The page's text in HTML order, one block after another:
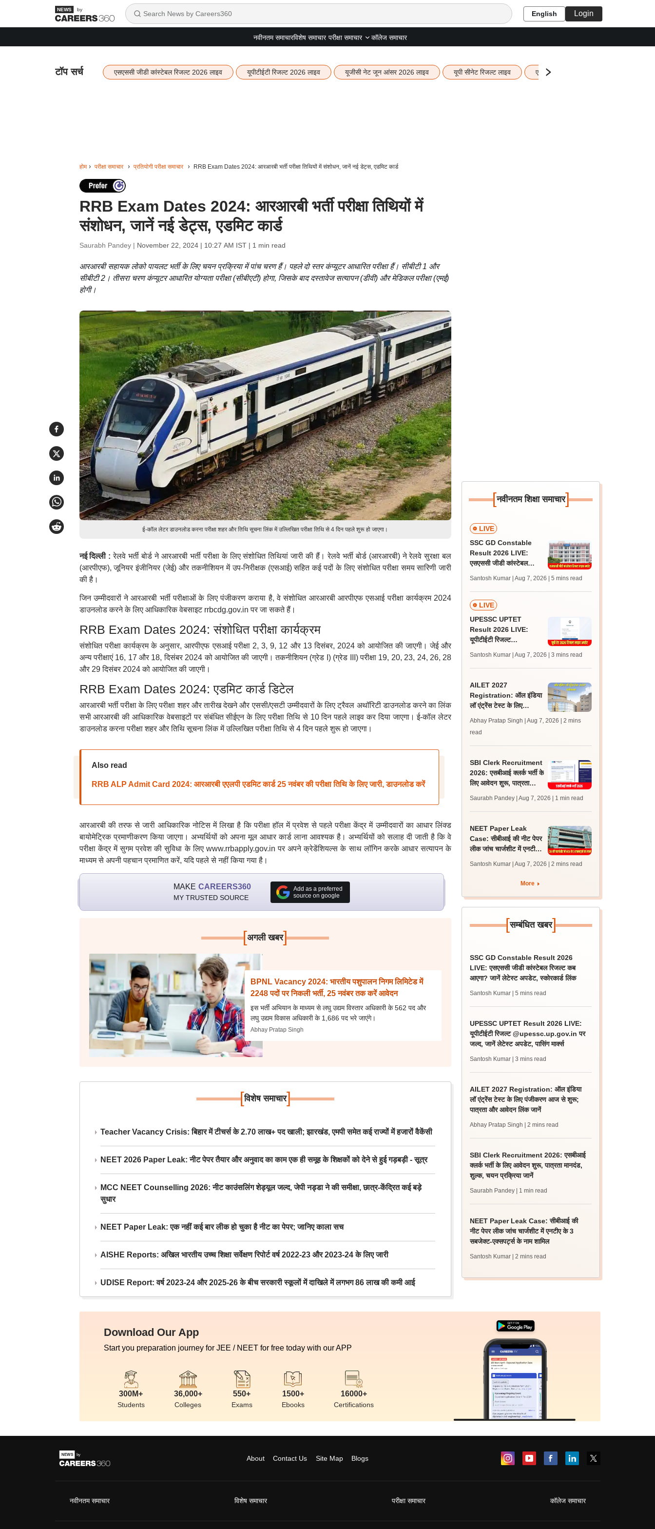
by English Login
नवीनतम समाचारविशेष समाचार परीक्षा समाचार कॉलेज समाचार
टॉप सर्च एसएससी जीडी कांस्टेबल रिजल्ट 2026 लाइव यूपीटीईटी रिजल्ट 2026 लाइव यूजीसी नेट जून आंसर 2026 लाइव यूपी सीनेट रिजल्ट लाइव एचबीएसई 12वीं का रिजल्ट लाइव
होम परीक्षा समाचार प्रतियोगी परीक्षा समाचार RRB Exam Dates 2024: आरआरबी भर्ती परीक्षा तिथियों में संशोधन, जानें नई डेट्स, एडमिट कार्ड
RRB Exam Dates 2024: आरआरबी भर्ती परीक्षा तिथियों में
संशोधन, जानें नई डेट्स, एडमिट कार्ड
Saurabh Pandey | November 22, 2024 | 10:27 AM IST| 1 min read
आरआरबी सहायक लोको पायलट भर्ती के लिए चयन प्रक्रिया में पांच चरण हैं। पहले दो स्तर कंप्यूटर आधारित परीक्षा हैं। सीबीटी 1 और
सीबीटी 2। तीसरा चरण कंप्यूटर आधारित योग्यता परीक्षा (सीबीएटी) होगा, जिसके बाद दस्तावेज सत्यापन (डीवी) और मेडिकल परीक्षा (एमई)
होगी।
ई-कॉल लेटर डाउनलोड करना परीक्षा शहर और तिथि सूचना लिंक में उल्लिखित परीक्षा तिथि से 4 दिन पहले शुरू हो जाएगा।
नई दिल्ली : रेलवे भर्ती बोर्ड ने आरआरबी भर्ती परीक्षा के लिए संशोधित तिथियां जारी की हैं। रेलवे भर्ती बोर्ड (आरआरबी) ने रेलवे सुरक्षा बल
(आरपीएफ), जूनियर इंजीनियर (जेई) और तकनीशियन में उप-निरीक्षक (एसआई) सहित कई पदों के लिए संशोधित परीक्षा समय सारिणी जारी
की है।
जिन उम्मीदवारों ने आरआरबी भर्ती परीक्षाओं के लिए पंजीकरण कराया है, वे संशोधित आरआरबी आरपीएफ एसआई परीक्षा कार्यक्रम 2024
डाउनलोड करने के लिए आधिकारिक वेबसाइट rrbcdg.gov.in पर जा सकते हैं।
RRB Exam Dates 2024: संशोधित परीक्षा कार्यक्रम
संशोधित परीक्षा कार्यक्रम के अनुसार, आरपीएफ एसआई परीक्षा 2, 3, 9, 12 और 13 दिसंबर, 2024 को आयोजित की जाएगी। जेई और
अन्य परीक्षाएं 16, 17 और 18, दिसंबर 2024 को आयोजित की जाएगी। तकनीशियन (ग्रेड I) (ग्रेड III) परीक्षा 19, 20, 23, 24, 26, 28
और 29 दिसंबर 2024 को आयोजित की जाएगी।
RRB Exam Dates 2024: एडमिट कार्ड डिटेल
आरआरबी भर्ती परीक्षा के लिए परीक्षा शहर और तारीख देखने और एससी/एसटी उम्मीदवारों के लिए ट्रैवल अथॉरिटी डाउनलोड करने का लिंक
सभी आरआरबी की आधिकारिक वेबसाइटों पर संबंधित सीईएन के लिए परीक्षा तिथि से 10 दिन पहले लाइव कर दिया जाएगा। ई-कॉल लेटर
डाउनलोड करना परीक्षा शहर और तिथि सूचना लिंक में उल्लिखित परीक्षा तिथि से 4 दिन पहले शुरू हो जाएगा।
Also read
RRB ALP Admit Card 2024: आरआरबी एएलपी एडमिट कार्ड 25 नवंबर की परीक्षा तिथि के लिए जारी, डाउनलोड करें
आरआरबी की तरफ से जारी आधिकारिक नोटिस में लिखा है कि परीक्षा हॉल में प्रवेश से पहले परीक्षा केंद्र में उम्मीदवारों का आधार लिंक्ड
बायोमेट्रिक प्रमाणीकरण किया जाएगा। अभ्यर्थियों को अपना मूल आधार कार्ड लाना आवश्यक है। अभ्यर्थियों को सलाह दी जाती है कि वे
परीक्षा केंद्र में सुगम प्रवेश की सुविधा के लिए www.rrbapply.gov.in पर अपने क्रेडेंशियल्स के साथ लॉगिन करके आधार सत्यापन के
माध्यम से अपनी पहचान प्रमाणित करें, यदि पहले से नहीं किया गया है।
MAKE CAREERS360
MY TRUSTED SOURCE
Add as a preferred
source on google
[अगली खबर]
BPNL Vacancy 2024: भारतीय पशुपालन निगम लिमिटेड में
2248 पदों पर निकली भर्ती, 25 नवंबर तक करें आवेदन
इस भर्ती अभियान के माध्यम से लघु उद्यम विस्तार अधिकारी के 562 पद और
लघु उद्यम विकास अधिकारी के 1,686 पद भरे जाएंगे।
Abhay Pratap Singh
[विशेष समाचार]
Teacher Vacancy Crisis: बिहार में टीचर्स के 2.70 लाख+ पद खाली; झारखंड, एमपी समेत कई राज्यों में हजारों वैकेंसी
NEET 2026 Paper Leak: नीट पेपर तैयार और अनुवाद का काम एक ही समूह के शिक्षकों को देने से हुई गड़बड़ी - सूत्र
MCC NEET Counselling 2026: नीट काउंसलिंग शेड्यूल जल्द, जेपी नड्डा ने की समीक्षा, छात्र-केंद्रित कई बड़े
सुधार
NEET Paper Leak: एक नहीं कई बार लीक हो चुका है नीट का पेपर; जानिए काला सच
AISHE Reports: अखिल भारतीय उच्च शिक्षा सर्वेक्षण रिपोर्ट वर्ष 2022-23 और 2023-24 के लिए जारी
UDISE Report: वर्ष 2023-24 और 2025-26 के बीच सरकारी स्कूलों में दाखिले में लगभग 86 लाख की कमी आई
[नवीनतम शिक्षा समाचार]
LIVE
SSC GD Constable
Result 2026 LIVE:
एसएससी जीडी कांस्टेबल
लेटेस्ट अपडेट, स्कोरकार्ड लिंक
Santosh Kumar | Aug 7, 2026 | 5 mins read
LIVE
UPESSC UPTET
Result 2026 LIVE:
यूपीटीईटी रिजल्ट
जल्द, जानें लेटेस्ट अपडेट,
पासिंग मार्क्स
Santosh Kumar | Aug 7, 2026 | 3 mins read
AILET 2027
Registration: ऑल इंडिया
लॉ एंट्रेंस टेस्ट के लिए
और आवेदन लिंक जानें
Abhay Pratap Singh | Aug 7, 2026
| 2 mins
read
SBI Clerk Recruitment
2026: एसबीआई क्लर्क भर्ती के
लिए आवेदन शुरू, पात्रता
Saurabh Pandey | Aug 7, 2026 | 1 min read
NEET Paper Leak
Case: सीबीआई की नीट पेपर
लीक जांच चार्जशीट में एनटीए
Santosh Kumar | Aug 7, 2026 | 2 mins read
More
[सम्बंधित खबर]
SSC GD Constable Result 2026
LIVE: एसएससी जीडी कांस्टेबल रिजल्ट कब
आएगा? जानें लेटेस्ट अपडेट, स्कोरकार्ड लिंक
Santosh Kumar | 5 mins read
UPESSC UPTET Result 2026 LIVE:
यूपीटीईटी रिजल्ट @upessc.up.gov.in पर
जल्द, जानें लेटेस्ट अपडेट, पासिंग मार्क्स
Santosh Kumar | 3 mins read
AILET 2027 Registration: ऑल इंडिया
लॉ एंट्रेंस टेस्ट के लिए पंजीकरण आज से शुरू;
पात्रता और आवेदन लिंक जानें
Abhay Pratap Singh | 2 mins read
SBI Clerk Recruitment 2026: एसबीआई
क्लर्क भर्ती के लिए आवेदन शुरू, पात्रता मानदंड,
शुल्क, चयन प्रक्रिया जानें
Saurabh Pandey | 1 min read
NEET Paper Leak Case: सीबीआई की
नीट पेपर लीक जांच चार्जशीट में एनटीए के 3
सबजेक्ट-एक्सपर्ट्स के नाम शामिल
Santosh Kumar | 2 mins read
Download Our App
Start you preparation journey for JEE / NEET for free today with our APP
300M+
Students
36,000+
Colleges
550+
Exams
1500+
Ebooks
16000+
Certifications
About Contact Us Site Map Blogs
नवीनतम समाचार विशेष समाचार परीक्षा समाचार कॉलेज समाचार